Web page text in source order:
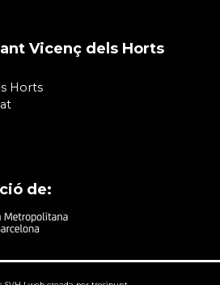
Vicenç dels Horts
Horts
de: